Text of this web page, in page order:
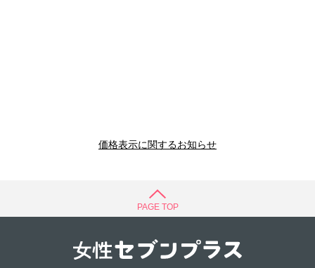
価格表示に関するお知らせ
PAGE TOP